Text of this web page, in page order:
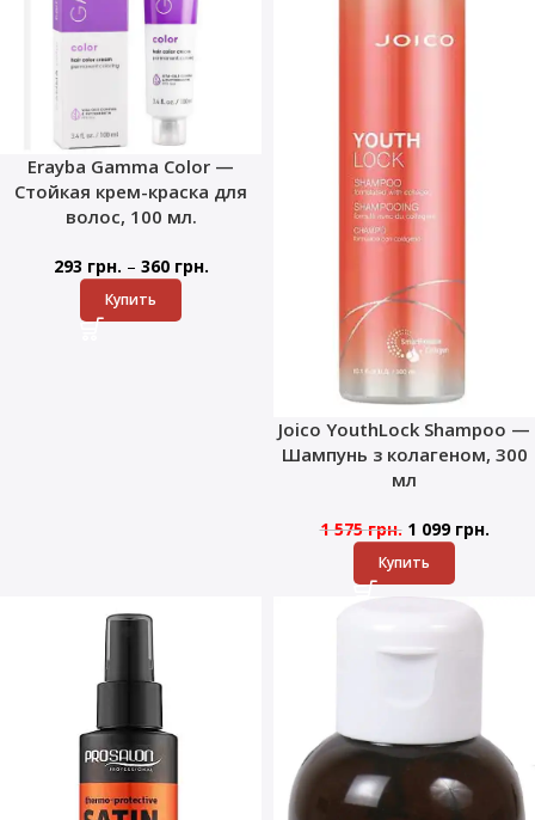
Erayba Gamma Color —
Стойкая крем-краска для
волос, 100 мл.
293 грн. – 360 грн.
Купить
Joico YouthLock Shampoo —
Шампунь з колагеном, 300
мл
1 575грн. 1 099 грн.
Купить